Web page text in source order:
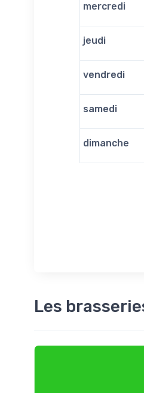
mercredi
jeudi
vendredi
samedi
dimanche
Les